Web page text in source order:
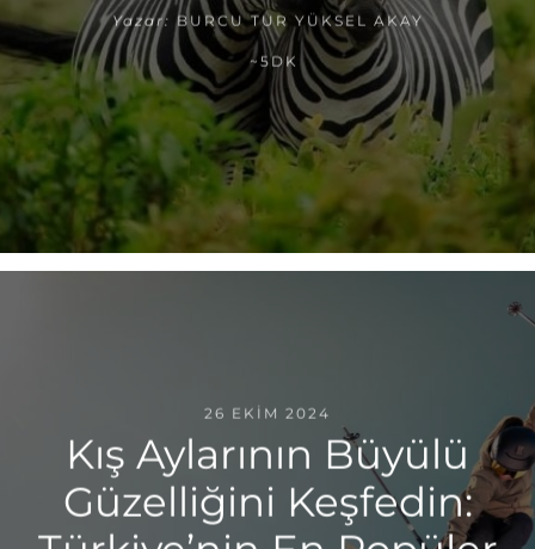
Yazar: BURCU TUR YÜKSEL AKAY
~5DK
26 EKIM 2024
Kış Aylarının Büyülü
Güzelliğini Keşfedin: